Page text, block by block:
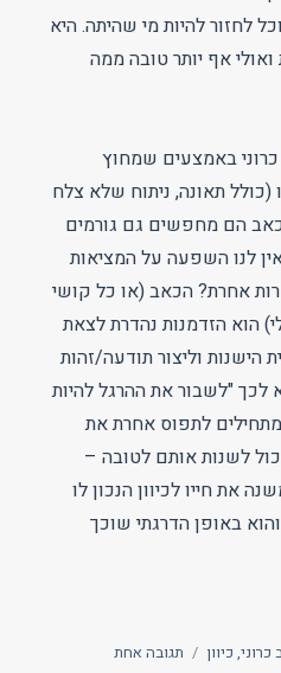
לחזור להיות מי שהיתה. היא
אף יותר טובה ממה
באמצעים שמחוץ
תאונה, ניתוח שלא צלח
הם מחפשים גם גורמים
לנו השפעה על המציאות
אחרת? הכאב (או כל קושי
הוא הזדמנות נהדרת לצאת
הישנות וליצור תודעה/זהות
לכך "לשבור את ההרגל להיות
לתפוס אחרת את
לשנות אותם לטובה –
חייו לכיוון הנכון לו
באופן הדרגתי שוכך
כרוני, כיוון תגובה אחתעל